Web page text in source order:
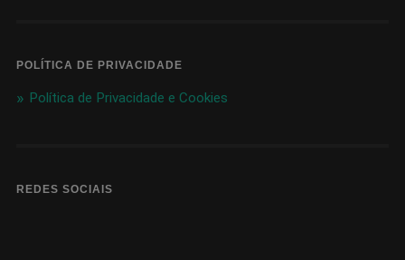
POLÍTICA DE PRIVACIDADE
Política de Privacidade e Cookies
REDES SOCIAIS